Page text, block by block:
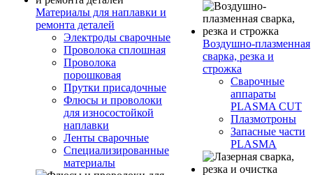
Материалы для наплавки и
ремонта деталей
Электроды сварочные
Проволока сплошная
Проволока
порошковая
Прутки присадочные
Флюсы и проволоки
для износостойкой
наплавки
Ленты сварочные
Специализированные
материалы
Воздушно-плазменная
сварка, резка и
строжка
Сварочные
аппараты
PLASMA CUT
Плазмотроны
Запасные части
PLASMA